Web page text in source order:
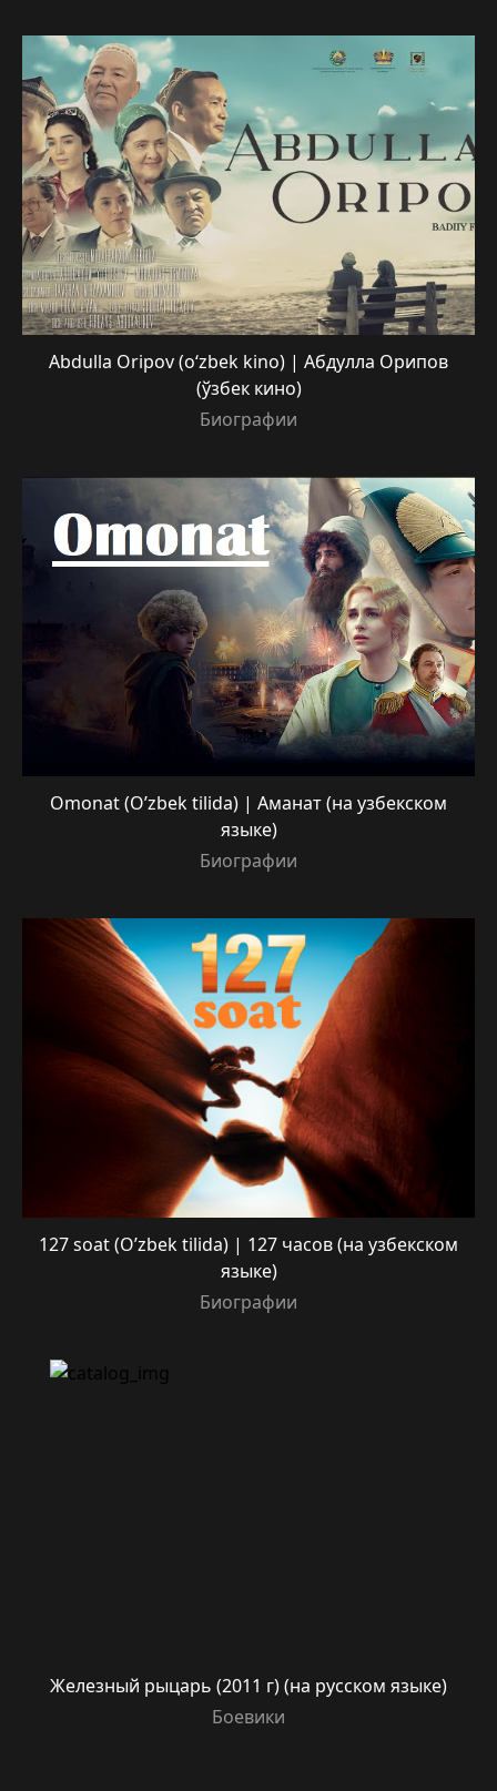
Abdulla Oripov (o‘zbek kino) | Абдулла Oрипов
(ўзбек кино)
Биографии
Omonat (O’zbek tilida) | Аманат (на узбекском
языке)
Биографии
127 soat (O’zbek tilida) | 127 часов (на узбекском
языке)
Биографии
Железный рыцарь (2011 г) (на русском языке)
Боевики